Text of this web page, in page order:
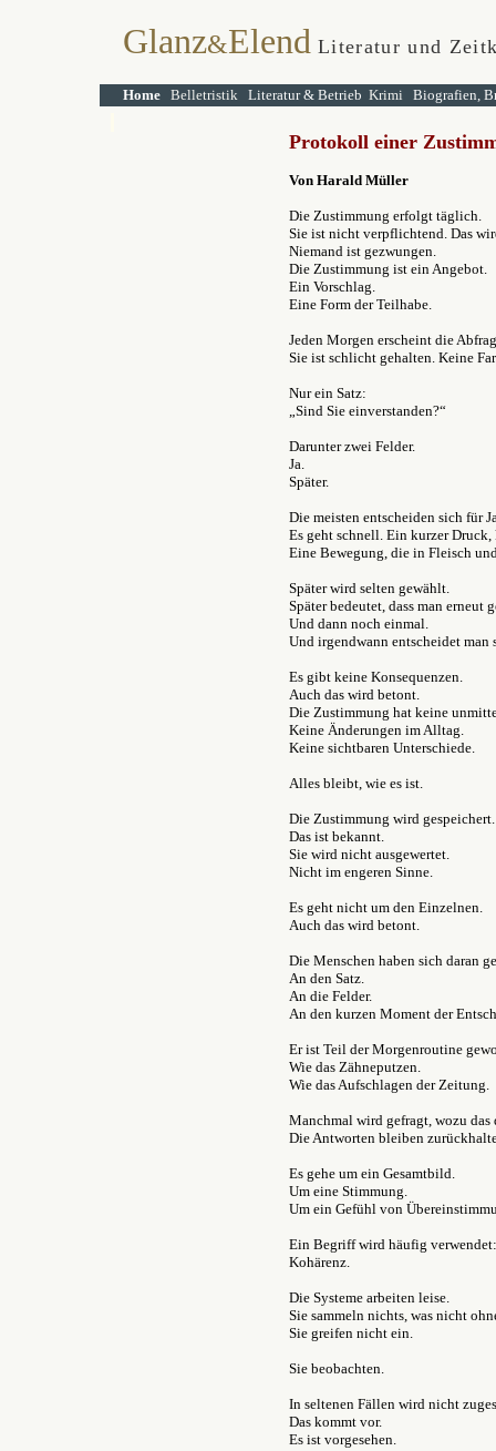
Glanz&Elend Literatur und
Home Belletristik Literatur & Betrieb Krimi Biografien,
Protokoll einer
Von Harald Müller
Die Zustimmung erfolgt täglich.
Sie ist nicht verpflichtend. Das
Niemand ist gezwungen.
Die Zustimmung ist ein Angebot.
Ein Vorschlag.
Eine Form der Teilhabe.
Jeden Morgen erscheint die
Sie ist schlicht gehalten. Keine
Nur ein Satz:
„Sind Sie einverstanden?“
Darunter zwei Felder.
Ja.
Später.
Die meisten entscheiden sich für
Es geht schnell. Ein kurzer Druck,
Eine Bewegung, die in Fleisch
Später wird selten gewählt.
Später bedeutet, dass man erneut
Und dann noch einmal.
Und irgendwann entscheidet man
Es gibt keine Konsequenzen.
Auch das wird betont.
Die Zustimmung hat keine
Keine Änderungen im Alltag.
Keine sichtbaren Unterschiede.
Alles bleibt, wie es ist.
Die Zustimmung wird gespeichert.
Das ist bekannt.
Sie wird nicht ausgewertet.
Nicht im engeren Sinne.
Es geht nicht um den Einzelnen.
Auch das wird betont.
Die Menschen haben sich daran
An den Satz.
An die Felder.
An den kurzen Moment der
Er ist Teil der Morgenroutine
Wie das Zähneputzen.
Wie das Aufschlagen der Zeitung.
Manchmal wird gefragt, wozu das
Die Antworten bleiben
Es gehe um ein Gesamtbild.
Um eine Stimmung.
Um ein Gefühl von
Ein Begriff wird häufig verwendet:
Kohärenz.
Die Systeme arbeiten leise.
Sie sammeln nichts, was nicht
Sie greifen nicht ein.
Sie beobachten.
In seltenen Fällen wird nicht
Das kommt vor.
Es ist vorgesehen.